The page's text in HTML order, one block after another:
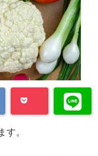
す。